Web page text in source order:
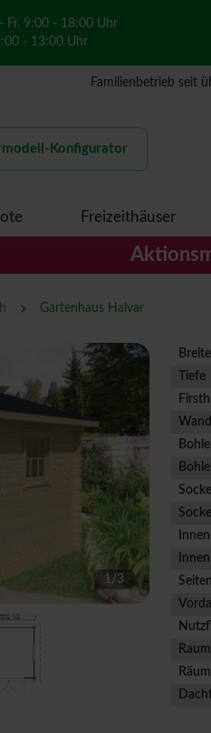
Fr. 9:00 - 18:00 Uhr
- 13:00 Uhr
Familienbetrieb seit
Konfigurator
Freizeithäuser
› Gartenhaus Halvar
1/3
Breite
Tiefe